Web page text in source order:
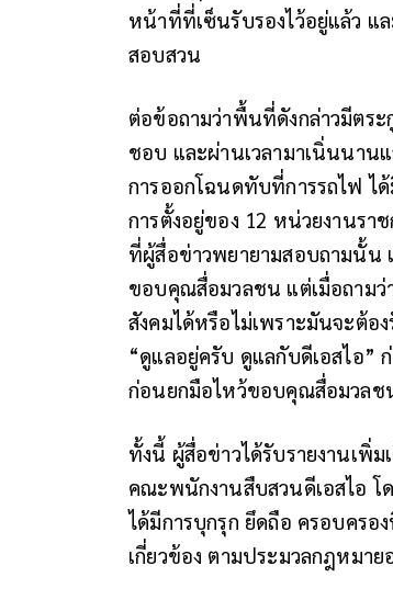
หน้าที่ที่เซ็นรับรองไว้อยู่แล้ว แ
สอบสวน
ต่อข้อถามว่าพื้นที่ดังกล่าวมีตระ
ชอบ และผ่านเวลามาเนิ่นนาน
การออกโฉนดทับที่การรถไฟ ได้
การตั้งอยู่ของ 12 หน่วยงานรา
ที่ผู้สื่อข่าวพยายามสอบถามนั้น
ขอบคุณสื่อมวลชน แต่เมื่อถาม
สังคมได้หรือไม่เพราะมันจะต้
“ดูแลอยู่ครับ ดูแลกับดีเอสไอ”
ก่อนยกมือไหว้ขอบคุณสื่อมวลช
ทั้งนี้ ผู้สื่อข่าวได้รับรายงานเพิ่
คณะพนักงานสืบสวนดีเอสไอ โ
ได้มีการบุกรุก ยึดถือ ครอบครอ
เกี่ยวข้อง ตามประมวลกฎหมา